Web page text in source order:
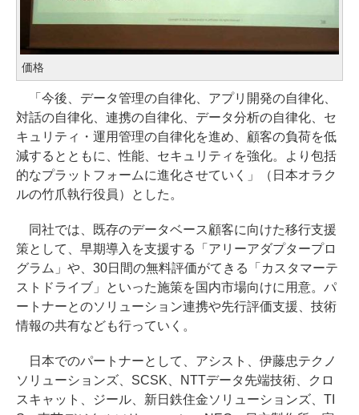
価格
「今後、データ管理の自律化、アプリ開発の自律化、
対話の自律化、連携の自律化、データ分析の自律化、セ
キュリティ・運用管理の自律化を進め、顧客の負荷を低
減するとともに、性能、セキュリティを強化。より包括
的なプラットフォームに進化させていく」（日本オラク
ルの竹爪執行役員）とした。
同社では、既存のデータベース顧客に向けた移行支援
策として、早期導入を支援する「アリーアダプタープロ
グラム」や、30日間の無料評価がてきる「カスタマーテ
ストドライブ」といった施策を国内市場向けに用意。パ
ートナーとのソリューション連携や先行評価支援、技術
情報の共有なども行っていく。
日本でのパートナーとして、アシスト、伊藤忠テクノ
ソリューションズ、SCSK、NTTデータ先端技術、クロ
スキャット、ジール、新日鉄住金ソリューションズ、TI